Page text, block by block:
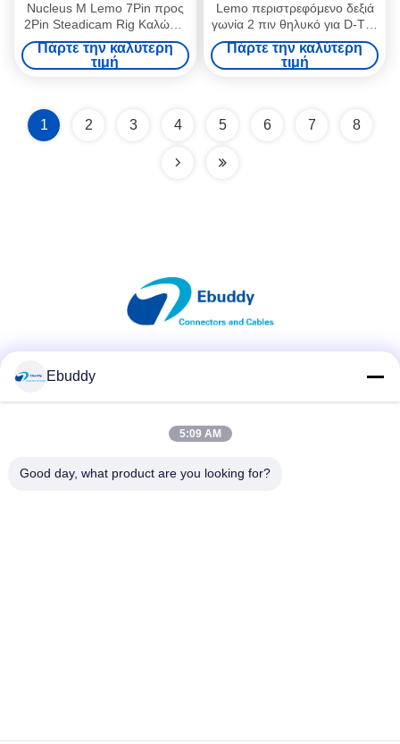
Nucleus M Lemo 7Pin προς
2Pin Steadicam Rig Καλώδιο
τροφοδοσίας κάμερας για
Tilta RED ARRI
Πάρτε την καλύτερη
τιμή
Lemo περιστρεφόμενο δεξιά
γωνία 2 πιν θηλυκό για D-Tap
L τύπου καλώδιο
τροφοδοσίας κάμερας για
RED Komodo
Πάρτε την καλύτερη
τιμή
1 2 3 4 5 6 7 8
Ebuddy
5:09 AM
Good day, what product are you looking for?